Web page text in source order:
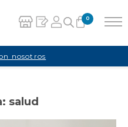
0
Carrito
nosotros
salud